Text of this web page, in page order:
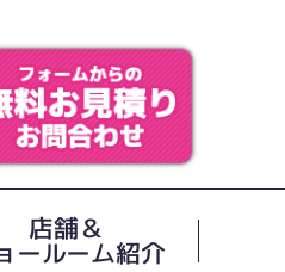
店舗＆
ールーム紹介